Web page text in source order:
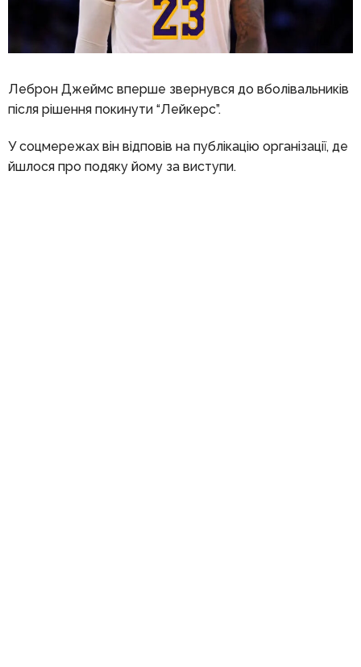
Леброн Джеймс вперше звернувся до вболівальників
після рішення покинути “Лейкерс”.
У соцмережах він відповів на публікацію організації, де
йшлося про подяку йому за виступи.